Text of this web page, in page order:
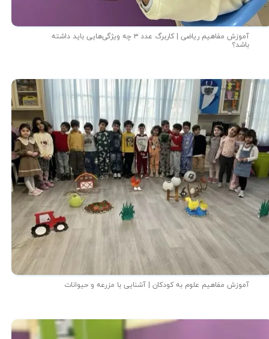
آموزش مفاهیم ریاضی | کاربرگ عدد ۳ چه ویژگی‌هایی باید داشته
باشد؟
آموزش مفاهیم علوم به کودکان | آشنایی با مزرعه و حیوانات